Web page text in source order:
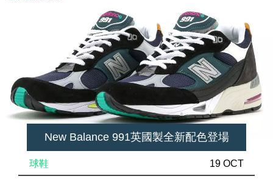
New Balance 991英國製全新配色登場
球鞋 19 OCT